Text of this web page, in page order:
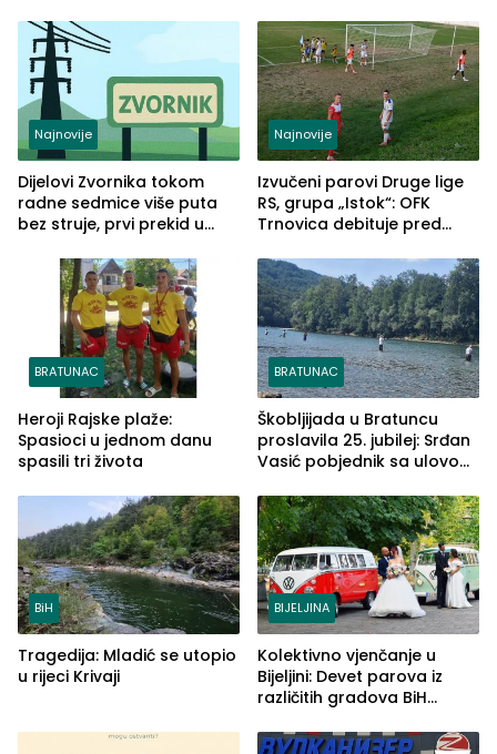
Najnovije
Dijelovi Zvornika tokom
radne sedmice više puta
bez struje, prvi prekid u
Najnovije
Izvučeni parovi Druge lige
RS, grupa „Istok“: OFK
Trnovica debituje pred
Drine HE
BRATUNAC
Heroji Rajske plaže:
Spasioci u jednom danu
spasili tri života
BRATUNAC
Škobljijada u Bratuncu
proslavila 25. jubilej: Srđan
Vasić pobjednik sa ulovom
BiH
Tragedija: Mladić se utopio
u rijeci Krivaji
BIJELJINA
Kolektivno vjenčanje u
Bijeljini: Devet parova iz
različitih gradova BiH